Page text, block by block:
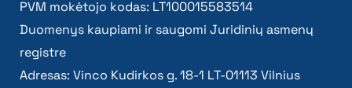
PVM mokėtojo kodas: LT100015583514
Duomenys kaupiami ir saugomi Juridinių asmenų
registre
Adresas: Vinco Kudirkos g. 18-1 LT-01113 Vilnius